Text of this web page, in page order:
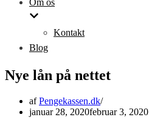
Om os
Kontakt
Blog
Nye lån på nettet
afPengekassen.dk
januar 28, 2020februar 3, 2020